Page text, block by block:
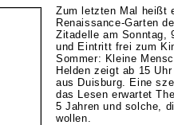
Zum letzten Mal heißt
Renaissance-Garten
Zitadelle am Sonntag,
und Eintritt frei zum
Sommer: Kleine
Helden zeigt ab 15
aus Duisburg. Eine
das Lesen erwartet
5 Jahren und solche,
wollen.